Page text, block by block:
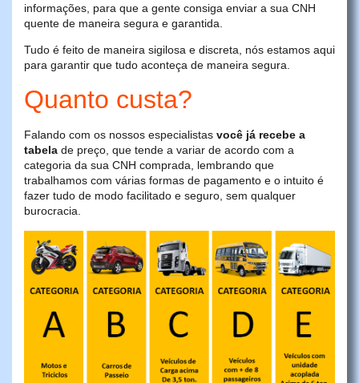
informações, para que a gente consiga enviar a sua CNH
quente de maneira segura e garantida.
Tudo é feito de maneira sigilosa e discreta, nós estamos aqui
para garantir que tudo aconteça de maneira segura.
Quanto custa?
Falando com os nossos especialistas você já recebe a
tabela de preço, que tende a variar de acordo com a
categoria da sua CNH comprada, lembrando que
trabalhamos com várias formas de pagamento e o intuito é
fazer tudo de modo facilitado e seguro, sem qualquer
burocracia.